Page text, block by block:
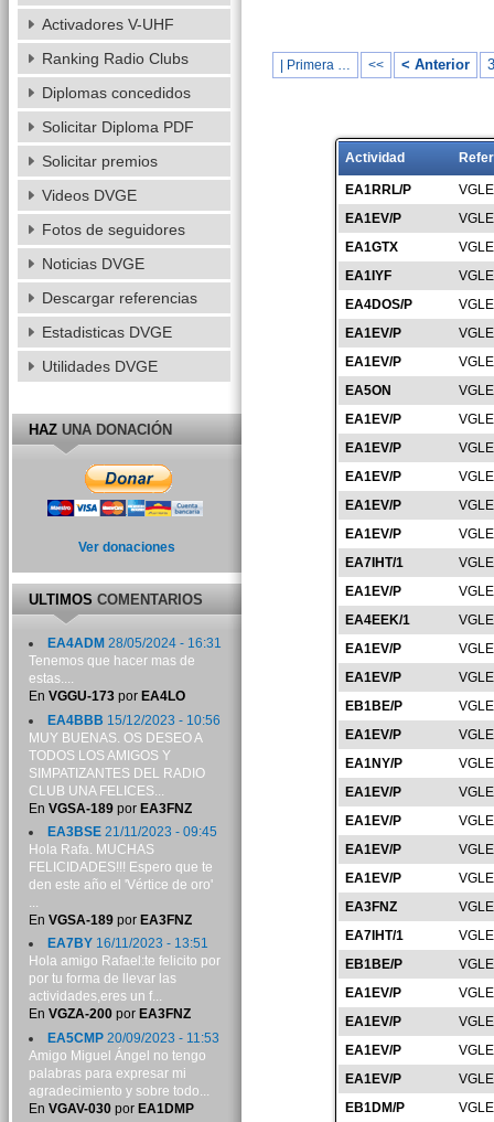
| Primera … << < Anterior
Actividad
EA1RRL/P
EA1EV/P
EA1GTX
EA1IYF
EA4DOS/P
EA1EV/P
EA1EV/P
EA5ON
EA1EV/P
EA1EV/P
EA1EV/P
EA1EV/P
EA1EV/P
EA7IHT/1
EA1EV/P
EA4EEK/1
EA1EV/P
EA1EV/P
EB1BE/P
EA1EV/P
EA1NY/P
EA1EV/P
EA1EV/P
EA1EV/P
EA1EV/P
EA3FNZ
EA7IHT/1
EB1BE/P
EA1EV/P
EA1EV/P
EA1EV/P
EA1EV/P
EB1DM/P
Activadores V-UHF
Ranking Radio Clubs
Diplomas concedidos
Solicitar Diploma PDF
Solicitar premios
Videos DVGE
Fotos de seguidores
Noticias DVGE
Descargar referencias
Estadisticas DVGE
Utilidades DVGE
HAZUNA DONACIÓN
Ver donaciones
ULTIMOSCOMENTARIOS
EA4ADM 28/05/2024 - 16:31
Tenemos que hacer mas de
estas....
En VGGU-173por EA4LO
EA4BBB 15/12/2023 - 10:56
MUY BUENAS. OS DESEO A
TODOS LOS AMIGOS Y
SIMPATIZANTES DEL RADIO
CLUB UNA FELICES...
En VGSA-189por EA3FNZ
EA3BSE21/11/2023 - 09:45
Hola Rafa. MUCHAS
FELICIDADES!!! Espero que te
den este año el 'Vértice de oro'
...
En VGSA-189por EA3FNZ
EA7BY16/11/2023 - 13:51
Hola amigo Rafael:te felicito por
por tu forma de llevar las
actividades,eres un f...
En VGZA-200por EA3FNZ
EA5CMP20/09/2023 - 11:53
Amigo Miguel Ángel no tengo
palabras para expresar mi
agradecimiento y sobre todo...
En VGAV-030por EA1DMP